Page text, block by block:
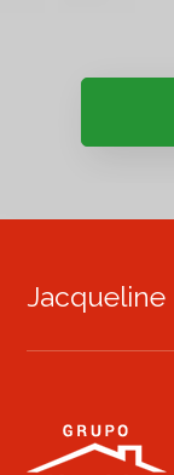
Jacqueline